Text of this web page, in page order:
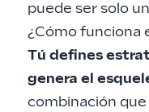
puede ser solo
¿Cómo funciona
Tú defines
genera el
combinación